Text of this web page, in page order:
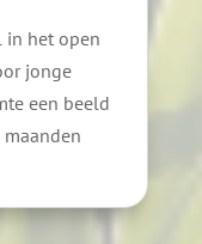
in het open
jonge
een beeld